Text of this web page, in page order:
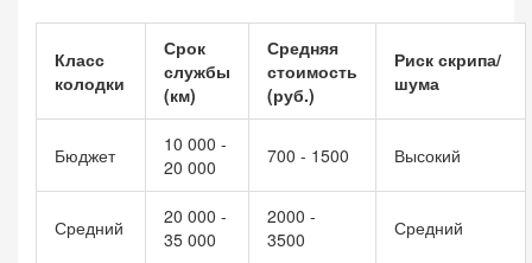
Класс
колодки
Срок
службы
(км)
Средняя
стоимость
(руб.)
Риск скрипа/
шума
Бюджет
10 000 -
20 000
700 - 1500 Высокий
Средний
20 000 -
35 000
2000 -
3500
Средний